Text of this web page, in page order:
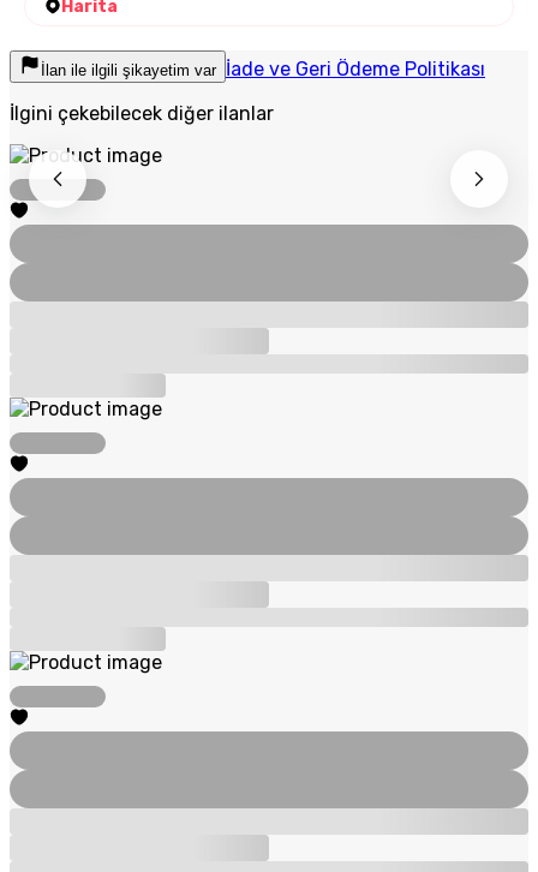
Harita
İlan ile ilgili şikayetim var İade ve Geri Ödeme Politikası
İlgini çekebilecek diğer ilanlar